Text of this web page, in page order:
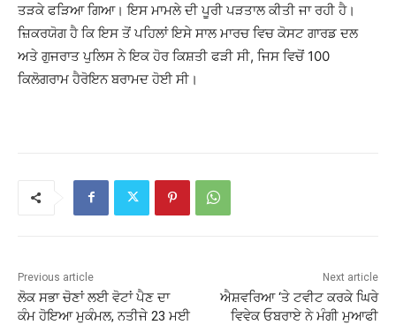
ਤੜਕੇ ਫੜਿਆ ਗਿਆ। ਇਸ ਮਾਮਲੇ ਦੀ ਪੂਰੀ ਪੜਤਾਲ ਕੀਤੀ ਜਾ ਰਹੀ ਹੈ।
ਜ਼ਿਕਰਯੋਗ ਹੈ ਕਿ ਇਸ ਤੋਂ ਪਹਿਲਾਂ ਇਸੇ ਸਾਲ ਮਾਰਚ ਵਿਚ ਕੋਸਟ ਗਾਰਡ ਦਲ
ਅਤੇ ਗੁਜਰਾਤ ਪੁਲਿਸ ਨੇ ਇਕ ਹੋਰ ਕਿਸ਼ਤੀ ਫੜੀ ਸੀ, ਜਿਸ ਵਿਚੋਂ 100
ਕਿਲੋਗਰਾਮ ਹੈਰੋਇਨ ਬਰਾਮਦ ਹੋਈ ਸੀ।
Previous article
ਲੋਕ ਸਭਾ ਚੋਣਾਂ ਲਈ ਵੋਟਾਂ ਪੈਣ ਦਾ
ਕੰਮ ਹੋਇਆ ਮੁਕੰਮਲ, ਨਤੀਜੇ 23 ਮਈ
Next article
ਐਸ਼ਵਰਿਆ ‘ਤੇ ਟਵੀਟ ਕਰਕੇ ਘਿਰੇ
ਵਿਵੇਕ ਓਬਰਾਏ ਨੇ ਮੰਗੀ ਮੁਆਫੀ